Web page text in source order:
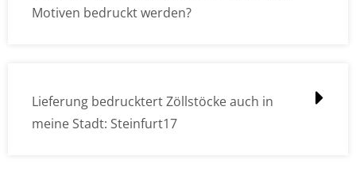
Motiven bedruckt werden?
Lieferung bedrucktert Zöllstöcke auch in
meine Stadt: Steinfurt17